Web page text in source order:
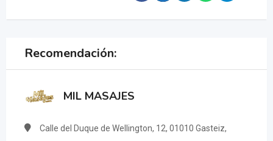
Recomendación:
MIL MASAJES
Calle del Duque de Wellington, 12, 01010 Gasteiz,